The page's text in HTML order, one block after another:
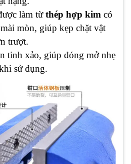
làm từthép hợp kim có
mòn, giúp kẹp chặt vật
trượt.
tinh xảo, giúp đóng mở nhẹ
sử dụng.